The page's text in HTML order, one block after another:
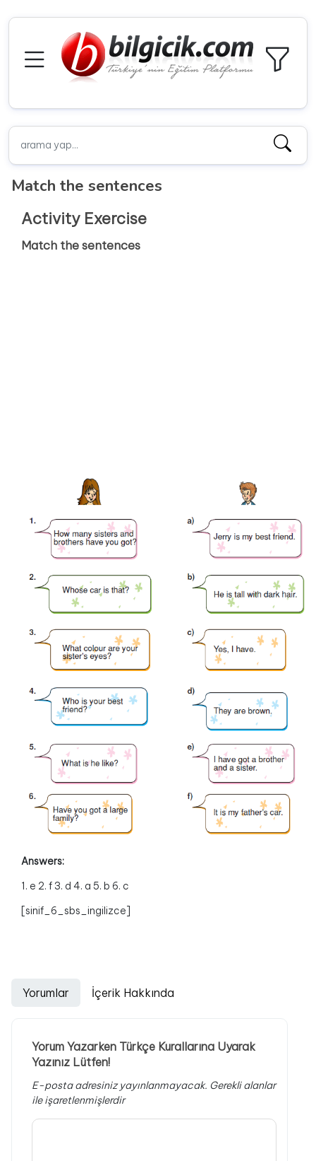
Match the sentences
Activity Exercise
Match the sentences
Answers:
1. e 2. f 3. d 4. a 5. b 6. c
[sinif_6_sbs_ingilizce]
Yorumlar İçerik Hakkında
Yorum Yazarken Türkçe Kurallarına Uyarak
Yazınız Lütfen!
E-posta adresiniz yayınlanmayacak. Gerekli alanlar
ile işaretlenmişlerdir